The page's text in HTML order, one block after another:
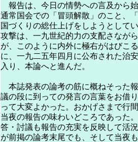
報告は、今日の情勢への言及から
通常国会での「冒頭解散」のこと、
国づくりの総仕上げをしようとして
攻撃は、一九世紀的力の支配さなが
が、このように内外に極右がはびこ
に、一九二五年四月に公布された治
入り、本論へと進んだ。
本誌発表の論考の筋に概ねそった
議の段に到っての発言の言葉をお借
って大変よかった。おかげさまで行
当夜の報告の味わいどころであった
答・討議も報告の充実を反映して活
が前掲の論考末尾でも、そして当夜